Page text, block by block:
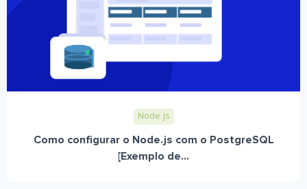
Node.js
Como configurar o Node.js com o PostgreSQL
[Exemplo de...